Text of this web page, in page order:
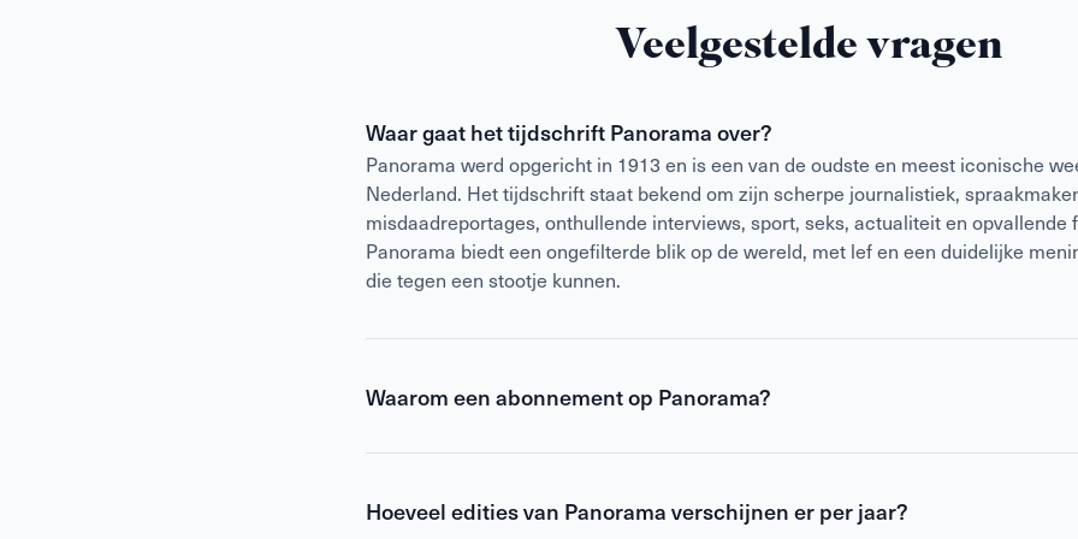
Veelgestelde vragen
Waar gaat het tijdschrift Panorama over?
Panorama werd opgericht in 1913 en is een van de oudste en meest iconische
Nederland. Het tijdschrift staat bekend om zijn scherpe journalistiek,
misdaadreportages, onthullende interviews, sport, seks, actualiteit en opvallende
Panorama biedt een ongefilterde blik op de wereld, met lef en een duidelijke
die tegen een stootje kunnen.
Waarom een abonnement op Panorama?
Een abonnement op Panorama is voordeliger danlosse verkoopen geeft
missen. Met een abonnement blijf je altijd op de hoogte van het laatste nieuws op
Hoeveel edities van Panorama verschijnen er per jaar?